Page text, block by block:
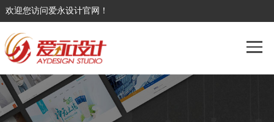
欢迎您访问爱永设计官网！